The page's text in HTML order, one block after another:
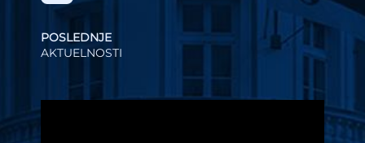
POSLEDNJE
AKTUELNOSTI
Video